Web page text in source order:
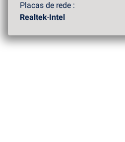
Placas de rede :
Realtek-Intel